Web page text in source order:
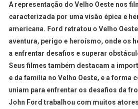
A representação do Velho Oeste nos
caracterizada por uma visão épica e
americana. Ford retratou o Velho
aventura, perigo e heroísmo, onde os
a enfrentar desafios e superar
Seus filmes também destacam a
e da família no Velho Oeste, e a forma
uniam para enfrentar os desafios da
John Ford trabalhou com muitos